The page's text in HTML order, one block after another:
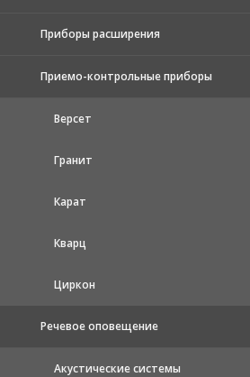
Приборы расширения
Приемо-контрольные приборы
Версет
Гранит
Карат
Кварц
Циркон
Речевое оповещение
Акустические системы